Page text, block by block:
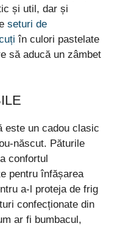
și util, dar și
seturi de
în culori pastelate
să aducă un zâmbet
este un cadou clasic
născut. Păturile
confortul
pentru înfășarea
a-l proteja de frig
confecționate din
ar fi bumbacul,